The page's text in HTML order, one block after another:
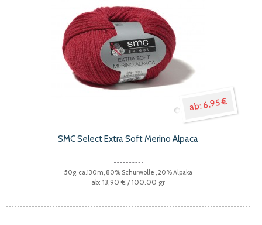
6,95 €
SMC Select Extra Soft Merino Alpaca
50g, ca.130m, 80% Schurwolle , 20% Alpaka
13,90 € / 100.00 gr